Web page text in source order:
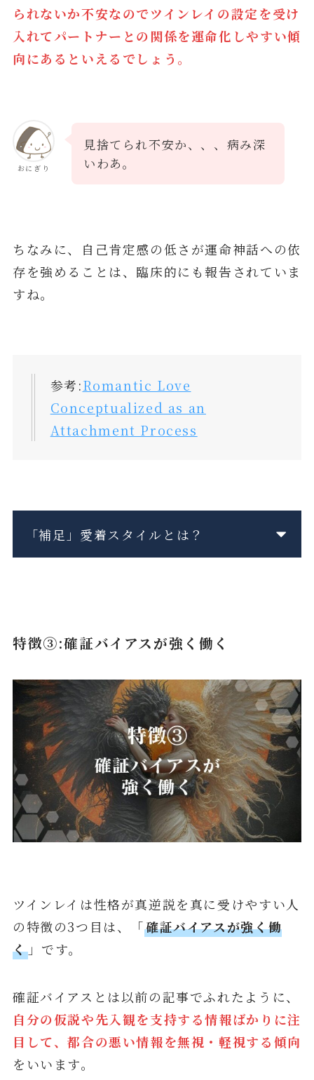
られないか不安なのでツインレイの設定を受け
入れてパートナーとの関係を運命化しやすい傾
向にあるといえるでしょう。
おにぎり
見捨てられ不安か、、、病み深
いわあ。
ちなみに、自己肯定感の低さが運命神話への依
存を強めることは、臨床的にも報告されていま
すね。
参考:Romantic Love
Conceptualized as an
Attachment Process
「補足」愛着スタイルとは？
特徴③:確証バイアスが強く働く
ツインレイは性格が真逆説を真に受けやすい人
の特徴の3つ目は、「確証バイアスが強く働
く」です。
確証バイアスとは以前の記事でふれたように、
自分の仮説や先入観を支持する情報ばかりに注
目して、都合の悪い情報を無視・軽視する傾向
をいいます。